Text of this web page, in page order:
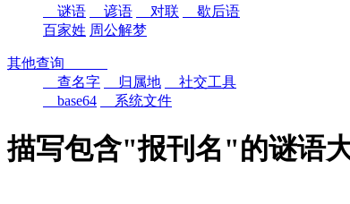
谜语
谚语 对联
歇后语
百家姓 周公解梦
其他查询
查名字
归属地
社交工具
base64
系统文件
描写包含"报刊名"的谜语